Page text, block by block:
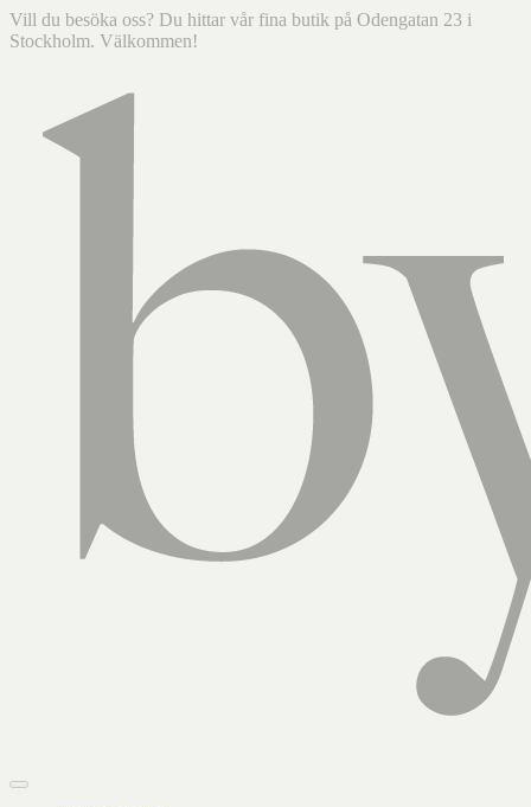
Vill du besöka oss? Du hittar vår fina butik på Odengatan 23 i
Stockholm. Välkommen!